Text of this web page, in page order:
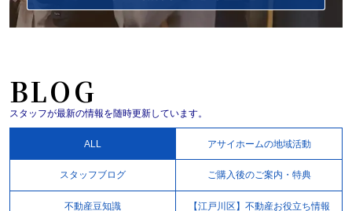
BLOG
スタッフが最新の情報を随時更新しています。
ALL アサイホームの地域活動
スタッフブログ ご購入後のご案内・特典
不動産豆知識 【江戸川区】不動産お役立ち情報